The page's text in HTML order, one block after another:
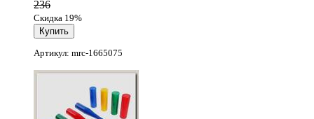
236
Скидка 19%
Артикул: mrc-1665075